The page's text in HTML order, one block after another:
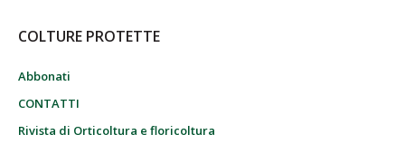
COLTURE PROTETTE
Abbonati
CONTATTI
Rivista di Orticoltura e floricoltura